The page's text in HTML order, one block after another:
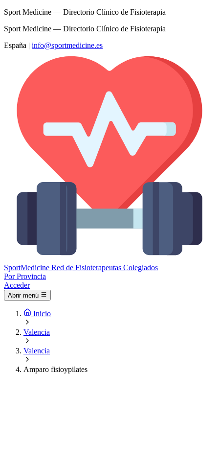
Sport Medicine — Directorio Clínico de Fisioterapia
Sport Medicine — Directorio Clínico de Fisioterapia
España | info@sportmedicine.es
SportMedicine Red de Fisioterapeutas Colegiados
Por Provincia
Acceder
Abrir menú
Inicio
Valencia
Valencia
Amparo fisioypilates